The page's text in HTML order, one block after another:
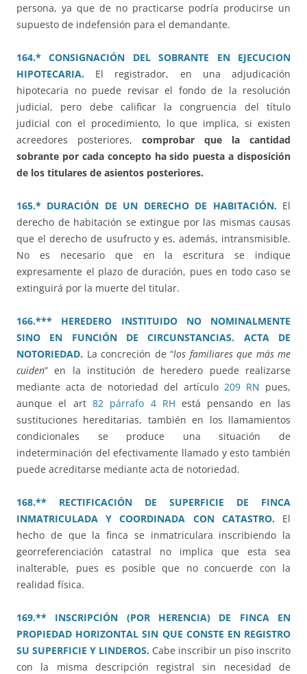
persona, ya que de no practicarse podría producirse un
supuesto de indefensión para el demandante.
164.* CONSIGNACIÓN DEL SOBRANTE EN EJECUCION
HIPOTECARIA. El registrador, en una adjudicación
hipotecaria no puede revisar el fondo de la resolución
judicial, pero debe calificar la congruencia del título
judicial con el procedimiento, lo que implica, si existen
acreedores posteriores, comprobar que la cantidad
sobrante por cada concepto ha sido puesta a disposición
de los titulares de asientos posteriores.
165.* DURACIÓN DE UN DERECHO DE HABITACIÓN. El
derecho de habitación se extingue por las mismas causas
que el derecho de usufructo y es, además, intransmisible.
No es necesario que en la escritura se indique
expresamente el plazo de duración, pues en todo caso se
extinguirá por la muerte del titular.
166.*** HEREDERO INSTITUIDO NO NOMINALMENTE
SINO EN FUNCIÓN DE CIRCUNSTANCIAS. ACTA DE
NOTORIEDAD. La concreción de “los familiares que más me
cuiden” en la institución de heredero puede realizarse
mediante acta de notoriedad del artículo 209 RN pues,
aunque el art 82 párrafo 4 RH está pensando en las
sustituciones hereditarias, también en los llamamientos
condicionales se produce una situación de
indeterminación del efectivamente llamado y esto también
puede acreditarse mediante acta de notoriedad.
168.** RECTIFICACIÓN DE SUPERFICIE DE FINCA
INMATRICULADA Y COORDINADA CON CATASTRO.
El
hecho de que la finca se inmatriculara inscribiendo la
georreferenciación catastral no implica que esta sea
inalterable, pues es posible que no concuerde con la
realidad física.
169.** INSCRIPCIÓN (POR HERENCIA) DE FINCA EN
PROPIEDAD HORIZONTAL SIN QUE CONSTE EN REGISTRO
SU SUPERFICIE Y LINDEROS. Cabe inscribir un piso inscrito
con la misma descripción registral sin necesidad de